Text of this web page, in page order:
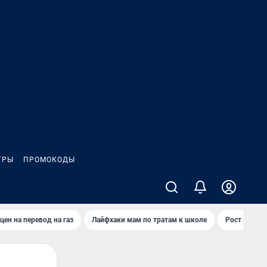
ПРОМОКОДЫ
на перевод на газ Лайфхаки мам по тратам к школе Рост цен на